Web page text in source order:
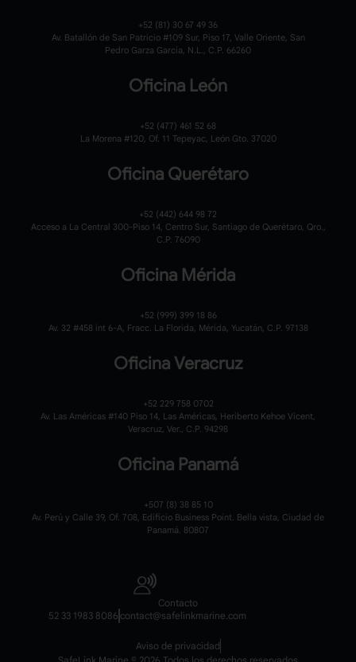
+52 (81) 30 67 49 36
Av. Batallón de San Patricio #109 Sur, Piso 17, Valle Oriente, San
Pedro Garza García, N.L., C.P. 66260
Oficina León
+52 (477) 461 52 68
La Morena #120, Of. 11 Tepeyac, León Gto. 37020
Oficina Querétaro
+52 (442) 644 98 72
Acceso a La Central 300-Piso 14, Centro Sur, Santiago de Querétaro, Qro.,
C.P. 76090
Oficina Mérida
+52 (999) 399 18 86
Av. 32 #458 int 6-A, Fracc. La Florida, Mérida, Yucatán, C.P. 97138
Oficina Veracruz
+52 229 758 0702
Av. Las Américas #140 Piso 14, Las Américas, Heriberto Kehoe Vicent,
Veracruz, Ver., C.P. 94298
Oficina Panamá
+507 (8) 38 85 10
Av. Perú y Calle 39, Of. 708, Edificio Business Point. Bella vista, Ciudad de
Panamá. 80807
Contacto
52 33 1983 8086 contact@safelinkmarine.com
Aviso de privacidad